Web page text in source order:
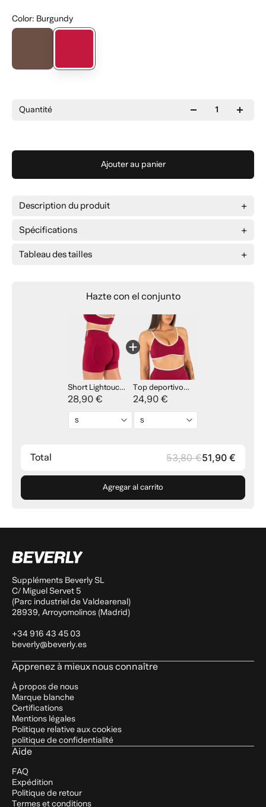
Color: Burgundy
Quantité
Ajouter au panier
Description du produit
Spécifications
Tableau des tailles
78 cm 79 cm
Hazte con el conjunto
Short Lightouch -
Burgundy
28,90 €
Top deportivo
Lightouch -
Burgundy
24,90 €
Total 53,80 €51,90 €
Agregar al carrito
Suppléments Beverly SL
C/ Miguel Servet 5
(Parc industriel de Valdearenal)
28939, Arroyomolinos (Madrid)
+34 916 43 45 03
beverly@beverly.es
Apprenez à mieux nous connaître
À propos de nous
Marque blanche
Certifications
Mentions légales
Politique relative aux cookies
politique de confidentialité
Aide
FAQ
Expédition
Politique de retour
Termes et conditions